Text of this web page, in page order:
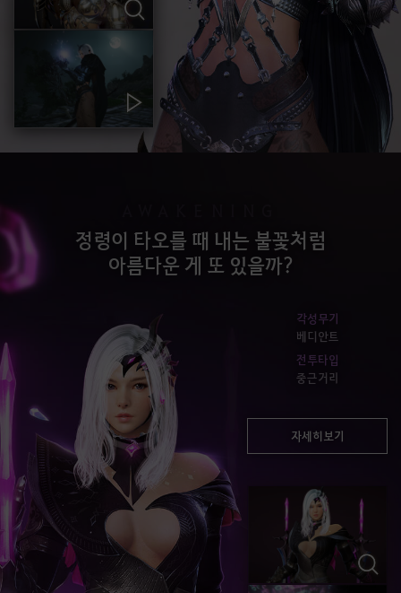
정령이 타오를 때 내는 불꽃처럼
아름다운 게 또 있을까?
각성무기
베디안트
전투타입
중근거리
자세히보기